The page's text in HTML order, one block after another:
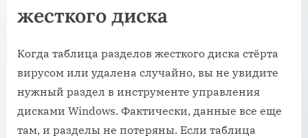
жесткого диска
Когда таблица разделов жесткого диска стёрта
вирусом или удалена случайно, вы не увидите
нужный раздел в инструменте управления
дисками Windows. Фактически, данные все еще
там, и разделы не потеряны. Если таблица